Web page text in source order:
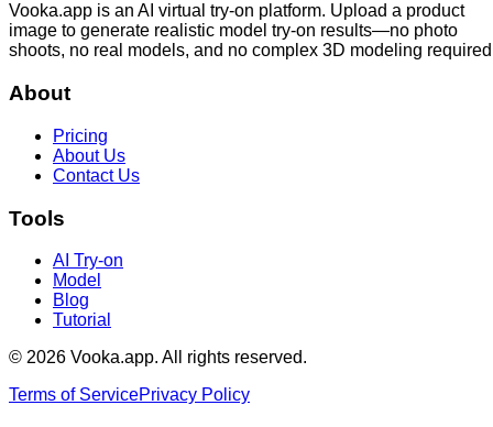
Vooka.app is an AI virtual try-on platform. Upload a product
image to generate realistic model try-on results—no photo
shoots, no real models, and no complex 3D modeling
About
Pricing
About Us
Contact Us
Tools
AI Try-on
Model
Blog
Tutorial
© 2026 Vooka.app. All rights reserved.
Terms of ServicePrivacy Policy